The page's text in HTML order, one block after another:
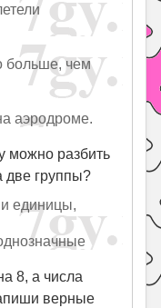
больше, чем
аэродроме.
можно разбить
две группы?
и единицы,
8, а числа
верные